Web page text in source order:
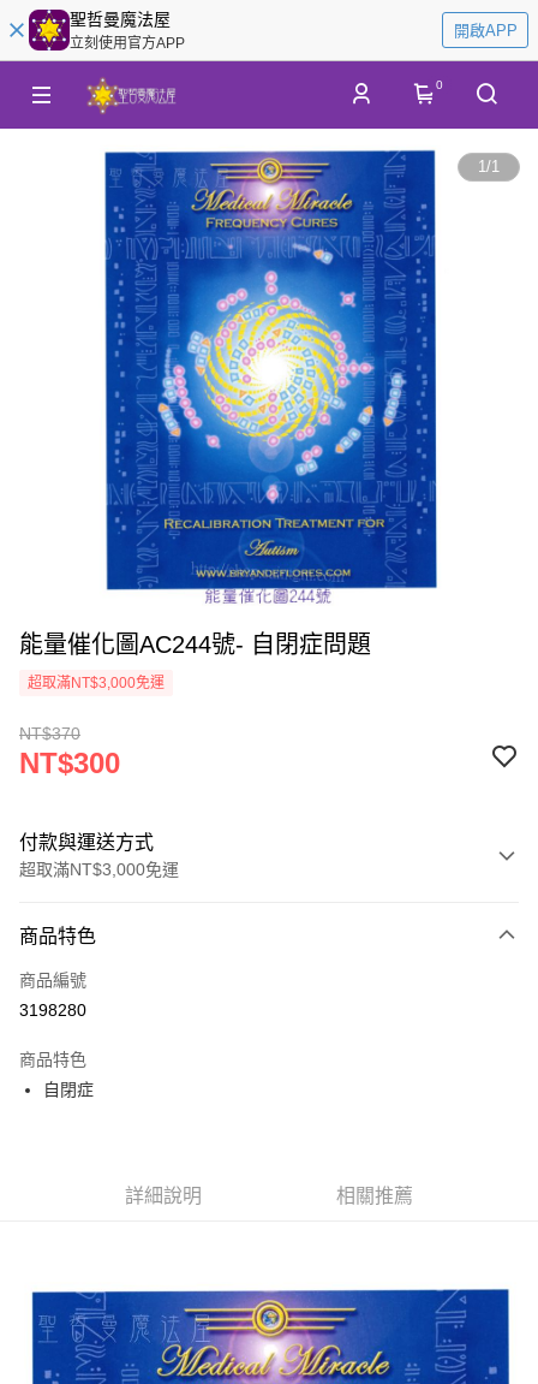
聖哲曼魔法屋
立刻使用官方APP
開啟APP
0
1/1
能量催化圖AC244號- 自閉症問題
超取滿NT$3,000免運
NT$370
NT$300
付款與運送方式
超取滿NT$3,000免運
信用卡一次付款
超商取貨付款
Apple Pay
全家取貨付款
每筆NT$80，滿NT$3,000(含以上)免運費
商品特色
商品編號
3198280
商品特色
自閉症
詳細說明 相關推薦